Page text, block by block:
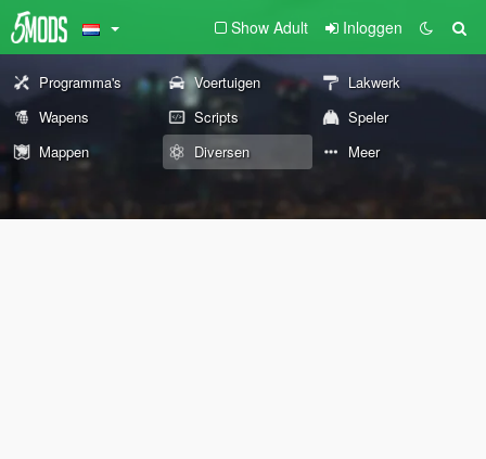
Show Adult Inloggen
Programma's Voertuigen
Lakwerk
Wapens
Scripts
Speler
Mappen
Diversen Meer